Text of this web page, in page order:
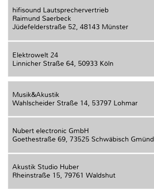
hifisound Lautsprechervertrieb
Raimund Saerbeck
Jüdefelderstraße 52, 48143 Münster
Elektrowelt 24
Linnicher Straße 64, 50933 Köln
Musik&Akustik
Wahlscheider Straße 14, 53797 Lohmar
Nubert electronic GmbH
Goethestraße 69, 73525 Schwäbisch Gmünd
Akustik Studio Huber
Rheinstraße 15, 79761 Waldshut